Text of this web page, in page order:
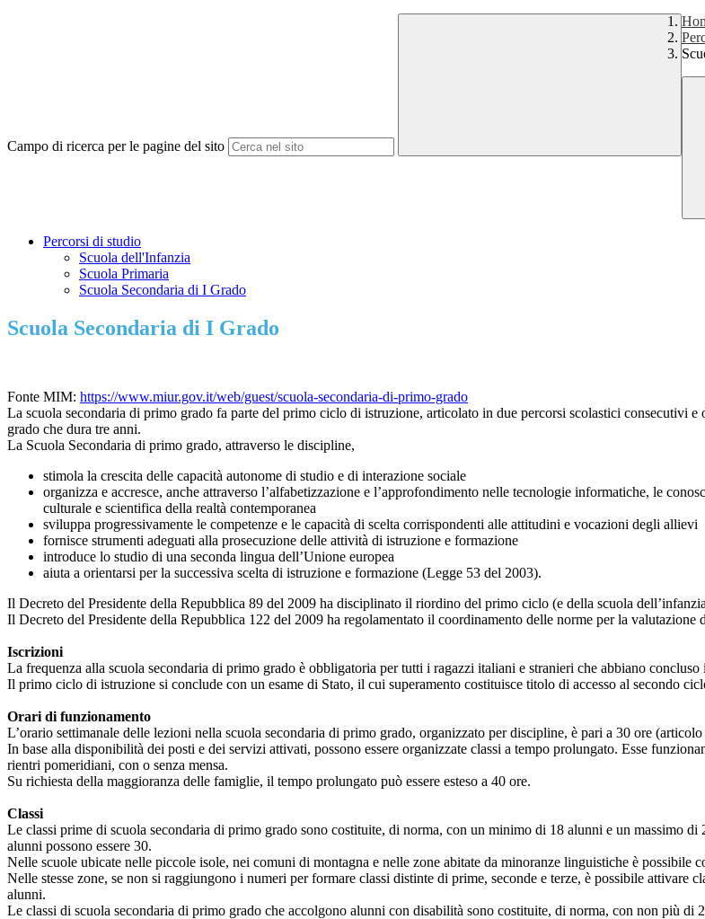
Campo di ricerca per le pagine del sito
Percorsi di studio
Scuola dell'Infanzia
Scuola Primaria
Scuola Secondaria di I Grado
Scuola Secondaria di I Grado
Fonte MIM: https://www.miur.gov.it/web/guest/scuola-secondaria-di-primo-grado
La scuola secondaria di primo grado fa parte del primo ciclo di istruzione, articolato in due percorsi scolastici consecutivi
grado che dura tre anni.
La Scuola Secondaria di primo grado, attraverso le discipline,
stimola la crescita delle capacità autonome di studio e di interazione sociale
organizza e accresce, anche attraverso l’alfabetizzazione e l’approfondimento nelle tecnologie informatiche, le
culturale e scientifica della realtà contemporanea
sviluppa progressivamente le competenze e le capacità di scelta corrispondenti alle attitudini e vocazioni degli allievi
fornisce strumenti adeguati alla prosecuzione delle attività di istruzione e formazione
introduce lo studio di una seconda lingua dell’Unione europea
aiuta a orientarsi per la successiva scelta di istruzione e formazione (Legge 53 del 2003).
Il Decreto del Presidente della Repubblica 89 del 2009 ha disciplinato il riordino del primo ciclo (e della scuola
Il Decreto del Presidente della Repubblica 122 del 2009 ha regolamentato il coordinamento delle norme per la valutazione
Iscrizioni
La frequenza alla scuola secondaria di primo grado è obbligatoria per tutti i ragazzi italiani e stranieri che abbiano
Il primo ciclo di istruzione si conclude con un esame di Stato, il cui superamento costituisce titolo di accesso al secondo
Orari di funzionamento
L’orario settimanale delle lezioni nella scuola secondaria di primo grado, organizzato per discipline, è pari a 30 ore
In base alla disponibilità dei posti e dei servizi attivati, possono essere organizzate classi a tempo prolungato. Esse
rientri pomeridiani, con o senza mensa.
Su richiesta della maggioranza delle famiglie, il tempo prolungato può essere esteso a 40 ore.
Classi
Le classi prime di scuola secondaria di primo grado sono costituite, di norma, con un minimo di 18 alunni e un massimo
alunni possono essere 30.
Nelle scuole ubicate nelle piccole isole, nei comuni di montagna e nelle zone abitate da minoranze linguistiche è possibile
Nelle stesse zone, se non si raggiungono i numeri per formare classi distinte di prime, seconde e terze, è possibile
alunni.
Le classi di scuola secondaria di primo grado che accolgono alunni con disabilità sono costituite, di norma, con non più